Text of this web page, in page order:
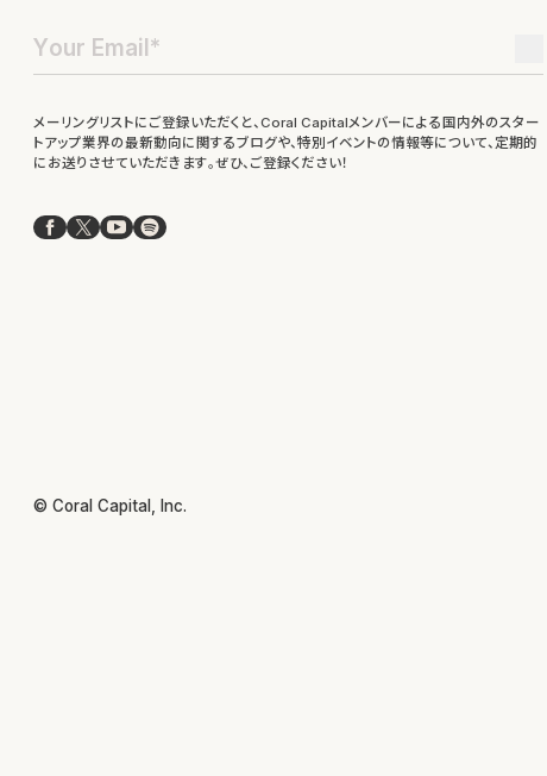
メーリングリストにご登録いただくと、Coral Capitalメンバーによる国内外のスター
トアップ業界の最新動向に関するブログや、特別イベントの情報等について、定期的
にお送りさせていただきます。ぜひ、ご登録ください！
Facebook
X YouTube
Spotify
© Coral Capital, Inc.